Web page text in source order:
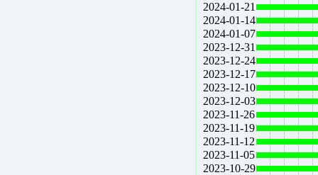
2024-01-21
2024-01-14
2024-01-07
2023-12-31
2023-12-24
2023-12-17
2023-12-10
2023-12-03
2023-11-26
2023-11-19
2023-11-12
2023-11-05
2023-10-29